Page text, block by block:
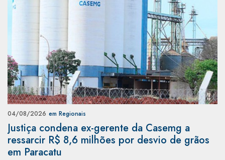
04/08/2026 em Regionais
Justiça condena ex-gerente da Casemg a
ressarcir R$ 8,6 milhões por desvio de grãos
em Paracatu